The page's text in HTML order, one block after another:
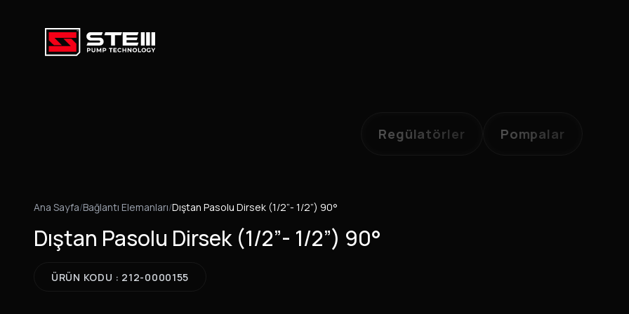
Regülatörler Pompalar
Ana Sayfa/Bağlantı Elemanları/Dıştan Pasolu Dirsek (1/2”- 1/2”) 90°
Dıştan Pasolu Dirsek (1/2”- 1/2”) 90°
ÜRÜN KODU : 212-0000155